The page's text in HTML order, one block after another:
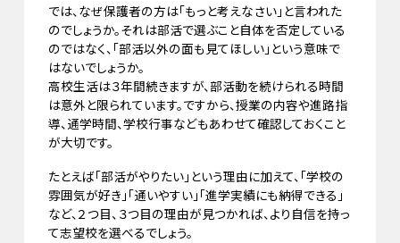
では、なぜ保護者の方は「もっと考えなさい」と言われた
のでしょうか。それは部活で選ぶこと自体を否定している
のではなく、「部活以外の面も見てほしい」という意味で
はないでしょうか。
高校生活は３年間続きますが、部活動を続けられる時間
は意外と限られています。ですから、授業の内容や進路指
導、通学時間、学校行事などもあわせて確認しておくこと
が大切です。
たとえば「部活がやりたい」という理由に加えて、「学校の
雰囲気が好き」「通いやすい」「進学実績にも納得できる」
など、２つ目、３つ目の理由が見つかれば、より自信を持っ
て志望校を選べるでしょう。